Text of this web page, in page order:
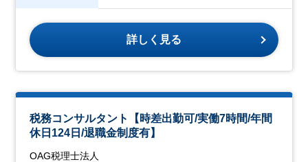
詳しく見る
税務コンサルタント【時差出勤可/実働7時間/年間
休日124日/退職金制度有】
OAG税理士法人